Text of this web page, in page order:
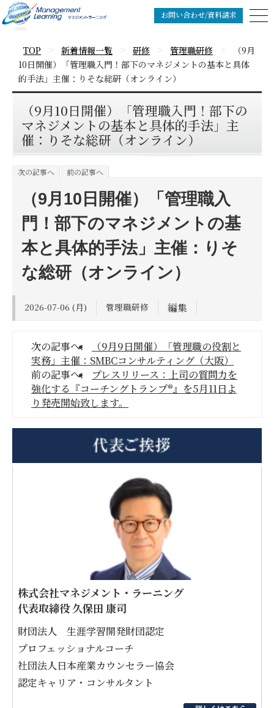
お問い合わせ/資料請求
株式会社マネジメント・ラーニング
代表取締役 久保田 康司
財団法人 生涯学習開発財団認定
プロフェッショナルコーチ
社団法人日本産業カウンセラー協会
認定キャリア・コンサルタント
TOP > 新着情報一覧 > 研修 > 管理職研修 >
（9月
10日開催）「管理職入門！部下のマネジメントの基本と具体
的手法」主催：りそな総研（オンライン）
（9月10日開催）「管理職入門！部下の
マネジメントの基本と具体的手法」主
催：りそな総研（オンライン）
次の記事へ 前の記事へ
（9月10日開催）「管理職入
門！部下のマネジメントの基
本と具体的手法」主催：りそ
な総研（オンライン）
2026-07-06 (月) 管理職研修 編集
次の記事へ:
（9月9日開催）「管理職の役割と
実務」主催：SMBCコンサルティング（大阪）
前の記事へ:
プレスリリース：上司の質問力を
強化する『コーチングトランプ®』を5月11日よ
り発売開始致します。